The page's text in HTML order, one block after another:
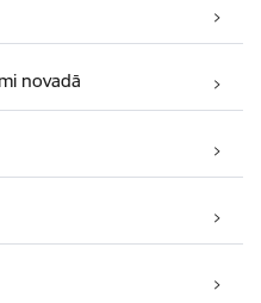
novadā